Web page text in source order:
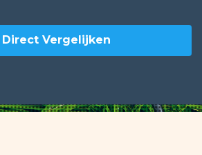
Direct Vergelijken